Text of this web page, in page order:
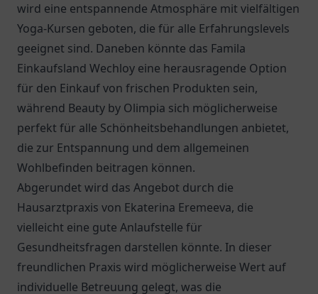
wird eine entspannende Atmosphäre mit vielfältigen
Yoga-Kursen geboten, die für alle Erfahrungslevels
geeignet sind. Daneben könnte das Famila
Einkaufsland Wechloy eine herausragende Option
für den Einkauf von frischen Produkten sein,
während Beauty by Olimpia sich möglicherweise
perfekt für alle Schönheitsbehandlungen anbietet,
die zur Entspannung und dem allgemeinen
Wohlbefinden beitragen können.
Abgerundet wird das Angebot durch die
Hausarztpraxis von Ekaterina Eremeeva, die
vielleicht eine gute Anlaufstelle für
Gesundheitsfragen darstellen könnte. In dieser
freundlichen Praxis wird möglicherweise Wert auf
individuelle Betreuung gelegt, was die